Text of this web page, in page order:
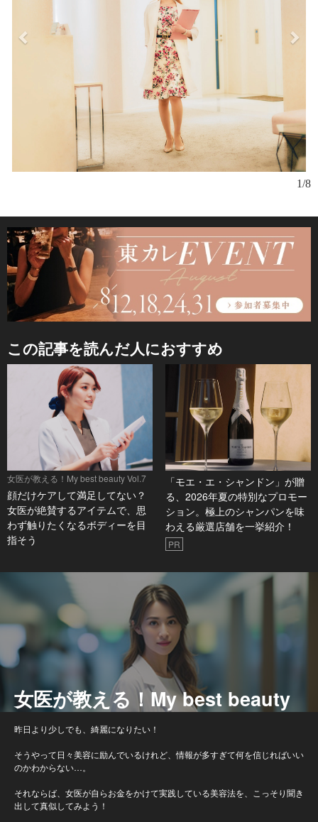
1/8
この記事を読んだ人におすすめ
女医が教える！My best beauty Vol.7
顔だけケアして満足してない？
女医が絶賛するアイテムで、思
わず触りたくなるボディーを目
指そう
「モエ・エ・シャンドン」が贈
る、2026年夏の特別なプロモー
ション。極上のシャンパンを味
わえる厳選店舗を一挙紹介！
PR
女医が教える！My best beauty
昨日より少しでも、綺麗になりたい！
そうやって日々美容に励んでいるけれど、情報が多すぎて何を信じればいい
のかわからない…。
それならば、女医が自らお金をかけて実践している美容法を、こっそり聞き
出して真似してみよう！